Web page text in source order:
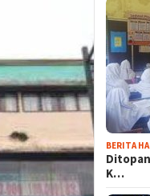
BERITA
K…